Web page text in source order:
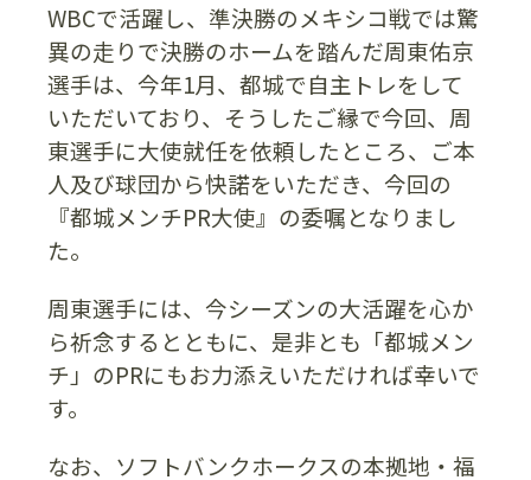
WBCで活躍し、準決勝のメキシコ戦では驚
異の走りで決勝のホームを踏んだ周東佑京
選手は、今年1月、都城で自主トレをして
いただいており、そうしたご縁で今回、周
東選手に大使就任を依頼したところ、ご本
人及び球団から快諾をいただき、今回の
『都城メンチPR大使』の委嘱となりまし
た。
周東選手には、今シーズンの大活躍を心か
ら祈念するとともに、是非とも「都城メン
チ」のPRにもお力添えいただければ幸いで
す。
なお、ソフトバンクホークスの本拠地・福